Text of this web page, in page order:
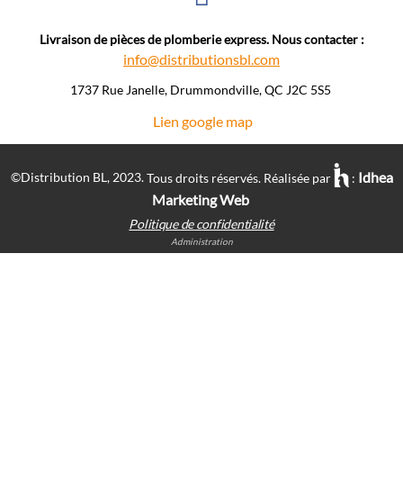
Livraison de pièces de plomberie express. Nous contacter :
info@distributionsbl.com
1737 Rue Janelle, Drummondville, QC J2C 5S5 ​
Lien google map
©Distribution BL, 2023.Tous droits réservés. Réalisée par : Idhea
Marketing Web
Politique de confidentialité
Administration